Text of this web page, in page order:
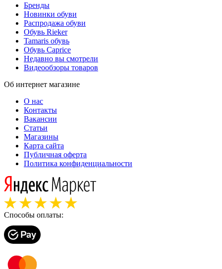
Бренды
Новинки обуви
Распродажа обуви
Обувь Rieker
Tamaris обувь
Обувь Caprice
Недавно вы смотрели
Видеообзоры товаров
Об интернет магазине
О нас
Контакты
Вакансии
Статьи
Магазины
Карта сайта
Публичная оферта
Политика конфиденциальности
Способы оплаты: